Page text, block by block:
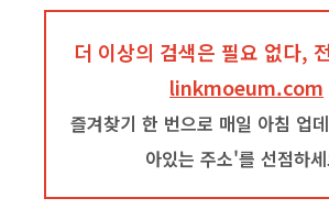
더 이상의 검색은 필요 없다,
linkmoeum.com
즐겨찾기 한 번으로 매일 아침 업
아있는 주소'를 선점하